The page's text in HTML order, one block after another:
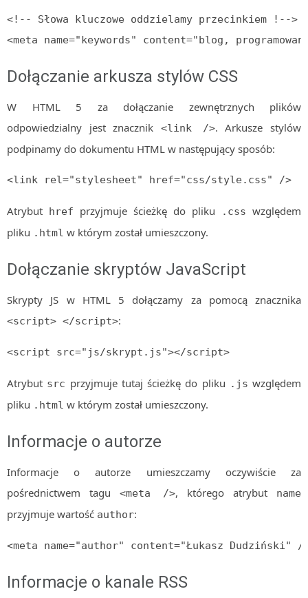
<!-- Słowa kluczowe oddzielamy przecinkiem !-->
<meta name="keywords" content="blog,
Dołączanie arkusza stylów CSS
W HTML 5 za dołączanie zewnętrznych plików
odpowiedzialny jest znacznik <link />. Arkusze stylów
podpinamy do dokumentu HTML w następujący sposób:
<link rel="stylesheet" href="css/style.css" />
Atrybut href przyjmuje ścieżkę do pliku .css względem
pliku .html w którym został umieszczony.
Dołączanie skryptów JavaScript
Skrypty JS w HTML 5 dołączamy za pomocą znacznika
<script> </script>:
<script src="js/skrypt.js"></script>
Atrybut src przyjmuje tutaj ścieżkę do pliku .js względem
pliku .html w którym został umieszczony.
Informacje o autorze
Informacje o autorze umieszczamy oczywiście za
pośrednictwem tagu <meta />, którego atrybut name
przyjmuje wartość author:
<meta name="author" content="Łukasz Dudziński" /
Informacje o kanale RSS